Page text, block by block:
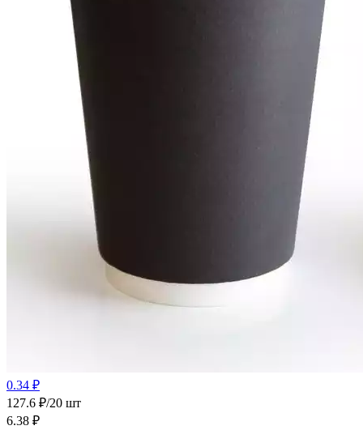
0.34 ₽
127.6 ₽/20 шт
6.38 ₽